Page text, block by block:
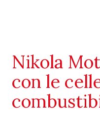
Nikola
con le